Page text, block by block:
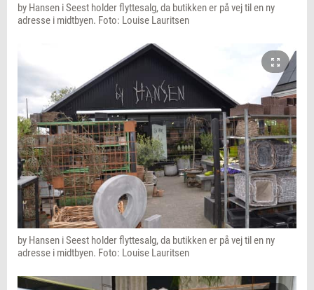
by Hansen i Seest holder flyttesalg, da butikken er på vej til en ny
adresse i midtbyen. Foto: Louise Lauritsen
by Hansen i Seest holder flyttesalg, da butikken er på vej til en ny
adresse i midtbyen. Foto: Louise Lauritsen